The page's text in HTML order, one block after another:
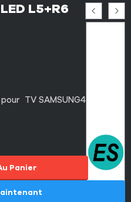
L5+R6
pour TV SAMSUNG48”
Panier